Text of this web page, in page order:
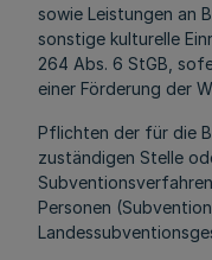
sowie Leistungen an
sonstige kulturelle
264 Abs. 6 StGB,
einer Förderung der
Pflichten der für die
zuständigen Stelle
Personen